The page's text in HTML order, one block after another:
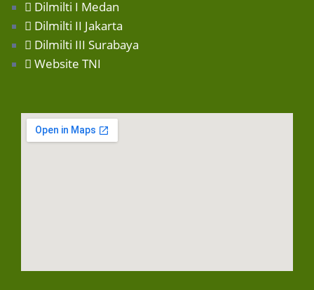
Dilmilti I Medan
Dilmilti II Jakarta
Dilmilti III Surabaya
Website TNI